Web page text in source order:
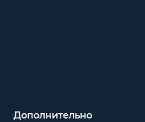
Дополнительно